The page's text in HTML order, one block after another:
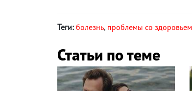
Теги: болезнь, проблемы со здоровьем
Статьи по теме